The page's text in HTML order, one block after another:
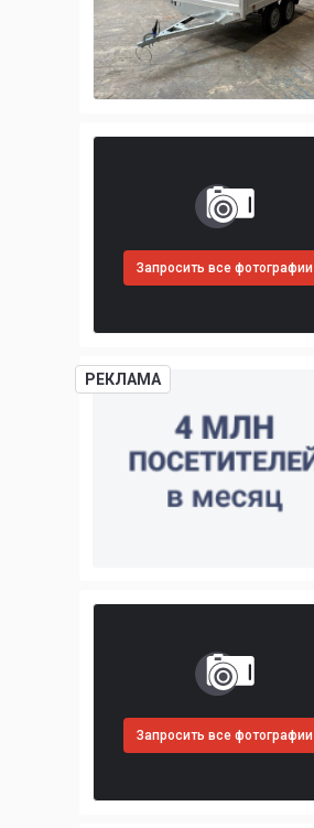
Запросить все фотографии
РЕКЛАМА
Запросить все фотографии